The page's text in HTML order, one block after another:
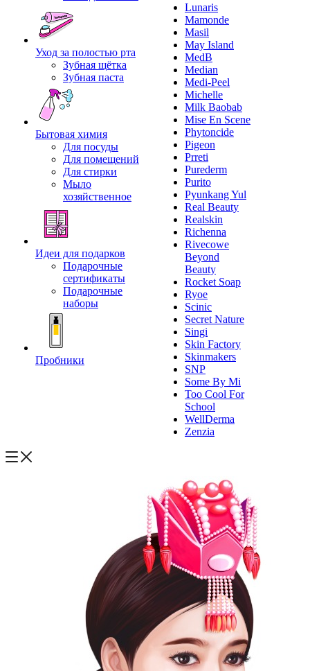
Уход за полостью рта
Зубная щётка
Зубная паста
Бытовая химия
Для посуды
Для помещений
Для стирки
Мыло
хозяйственное
Идеи для подарков
Подарочные
сертификаты
Подарочные
наборы
Пробники
Lunaris
Mamonde
Masil
May Island
MedB
Median
Medi-Peel
Michelle
Milk Baobab
Mise En Scene
Phytoncide
Pigeon
Prreti
Purederm
Purito
Pyunkang Yul
Real Beauty
Realskin
Richenna
Rivecowe
Beyond
Beauty
Rocket Soap
Ryoe
Scinic
Secret Nature
Singi
Skin Factory
Skinmakers
SNP
Some By Mi
Too Cool For
School
WellDerma
Zenzia